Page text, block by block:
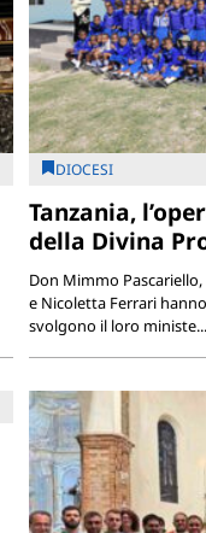
DIOCESI
Tanzania,
della Divina
Don Mimmo
e Nicoletta Ferrari
svolgono il loro ministe...